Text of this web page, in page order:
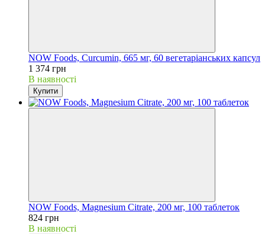
NOW Foods, Curcumin, 665 мг, 60 вегетаріанських капсул
1 374 грн
В наявності
Купити
NOW Foods, Magnesium Citrate, 200 мг, 100 таблеток
824 грн
В наявності